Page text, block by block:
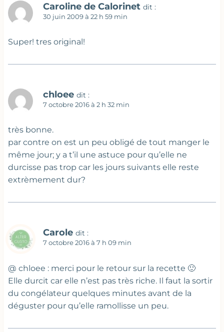
Caroline de Calorinet dit :
30 juin 2009 à 22 h 59 min
Super! tres original!
chloee dit :
7 octobre 2016 à 2 h 32 min
très bonne.
par contre on est un peu obligé de tout manger le
même jour; y a t’il une astuce pour qu’elle ne
durcisse pas trop car les jours suivants elle reste
extrèmement dur?
Carole dit :
7 octobre 2016 à 7 h 09 min
@ chloee : merci pour le retour sur la recette 🙂
Elle durcit car elle n’est pas très riche. Il faut la sortir
du congélateur quelques minutes avant de la
déguster pour qu’elle ramollisse un peu.